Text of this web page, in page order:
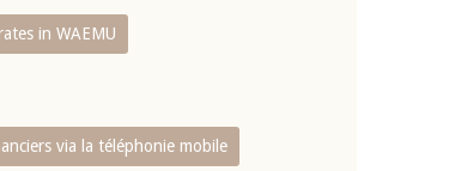
in WAEMU
via la téléphonie mobile